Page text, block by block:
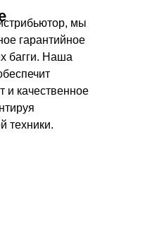
мы
гарантийное
багги. Наша
и качественное
техники.